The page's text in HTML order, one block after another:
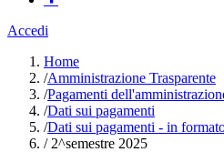
Accedi
Home
/Amministrazione Trasparente
/Pagamenti
/Dati sui pagamenti
/Dati sui pagamenti - in
/2^semestre 2025